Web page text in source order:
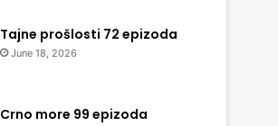
Tajne prošlosti 72 epizoda
June 18, 2026
Crno more 99 epizoda